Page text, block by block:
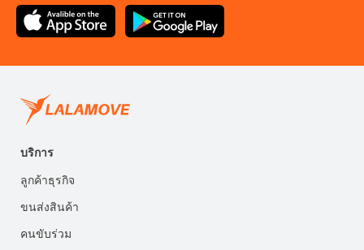
บริการ
ลูกค้าธุรกิจ
ขนส่งสินค้า
คนขับร่วม